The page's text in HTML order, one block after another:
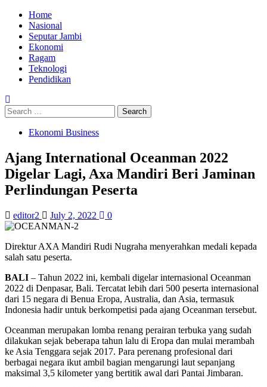
Skip
content
Primary
Menu
Home
Nasional
Seputar Jambi
Ekonomi
Ragam
Teknologi
Pendidikan
Search
for:
Ekonomi Business
Ajang International Oceanman 2022
Digelar Lagi, Axa Mandiri Beri Jaminan
Perlindungan Peserta
editor2 July 2, 2022 0
Direktur AXA Mandiri Rudi Nugraha menyerahkan medali kepada
salah satu peserta.
BALI – Tahun 2022 ini, kembali digelar internasional Oceanman
2022 di Denpasar, Bali. Tercatat lebih dari 500 peserta internasional
dari 15 negara di Benua Eropa, Australia, dan Asia, termasuk
Indonesia hadir untuk berkompetisi pada ajang Oceanman tersebut.
Oceanman merupakan lomba renang perairan terbuka yang sudah
dilakukan sejak beberapa tahun lalu di Eropa dan mulai merambah
ke Asia Tenggara sejak 2017. Para perenang profesional dari
berbagai negara ikut ambil bagian mengarungi laut sepanjang
maksimal 3,5 kilometer yang bertitik awal dari Pantai Jimbaran.